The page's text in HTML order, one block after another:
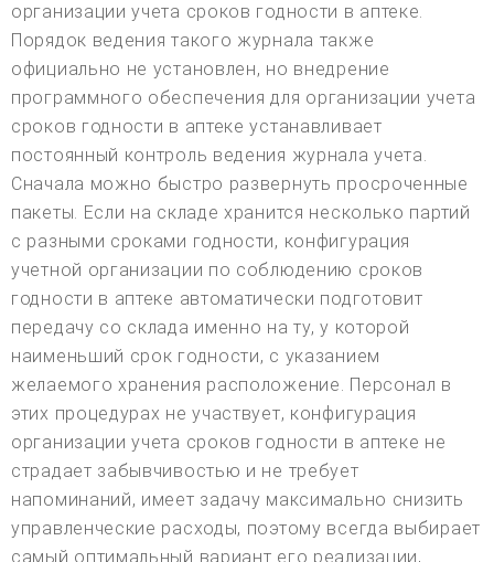
организации учета сроков годности в аптеке.
Порядок ведения такого журнала также
официально не установлен, но внедрение
программного обеспечения для организации учета
сроков годности в аптеке устанавливает
постоянный контроль ведения журнала учета.
Сначала можно быстро развернуть просроченные
пакеты. Если на складе хранится несколько партий
с разными сроками годности, конфигурация
учетной организации по соблюдению сроков
годности в аптеке автоматически подготовит
передачу со склада именно на ту, у которой
наименьший срок годности, с указанием
желаемого хранения расположение. Персонал в
этих процедурах не участвует, конфигурация
организации учета сроков годности в аптеке не
страдает забывчивостью и не требует
напоминаний, имеет задачу максимально снизить
управленческие расходы, поэтому всегда выбирает
самый оптимальный вариант его реализации,